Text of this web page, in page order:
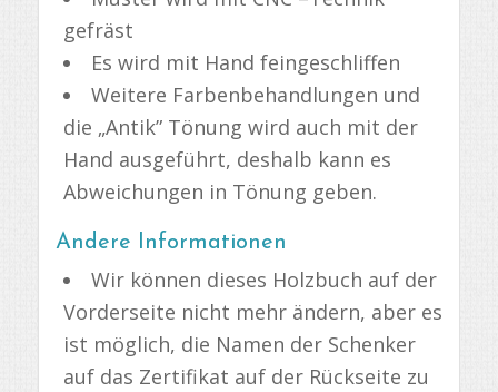
gefräst
Es wird mit Hand feingeschliffen
Weitere Farbenbehandlungen und
die „Antik” Tönung wird auch mit der
Hand ausgeführt, deshalb kann es
Abweichungen in Tönung geben.
Andere Informationen
Wir können dieses Holzbuch auf der
Vorderseite nicht mehr ändern, aber es
ist möglich, die Namen der Schenker
auf das Zertifikat auf der Rückseite zu